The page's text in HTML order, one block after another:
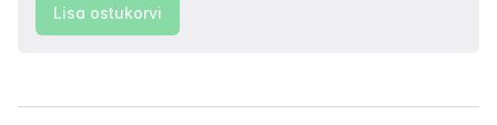
Lisa ostukorvi